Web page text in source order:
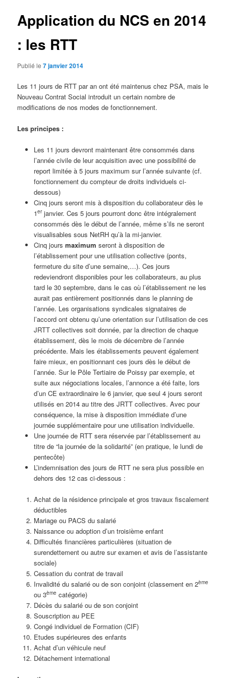
Application du NCS en 2014
: les RTT
Publié le7 janvier 2014
Les 11 jours de RTT par an ont été maintenus chez PSA, mais le
Nouveau Contrat Social introduit un certain nombre de
modifications de nos modes de fonctionnement.
Les principes :
Les 11 jours devront maintenant être consommés dans
l’année civile de leur acquisition avec une possibilité de
report limitée à 5 jours maximum sur l’année suivante (cf.
fonctionnement du compteur de droits individuels ci-
dessous)
Cinq jours seront mis à disposition du collaborateur dès le
1erjanvier. Ces 5 jours pourront donc être intégralement
consommés dès le début de l’année, même s’ils ne seront
visualisables sous NetRH qu’à la mi-janvier.
Cinq jours maximum seront à disposition de
l’établissement pour une utilisation collective (ponts,
fermeture du site d’une semaine,…). Ces jours
redeviendront disponibles pour les collaborateurs, au plus
tard le 30 septembre, dans le cas où l’établissement ne les
aurait pas entièrement positionnés dans le planning de
l’année. Les organisations syndicales signataires de
l’accord ont obtenu qu’une orientation sur l’utilisation de ces
JRTT collectives soit donnée, par la direction de chaque
établissement, dès le mois de décembre de l’année
précédente. Mais les établissements peuvent également
faire mieux, en positionnant ces jours dès le début de
l’année. Sur le Pôle Tertiaire de Poissy par exemple, et
suite aux négociations locales, l’annonce a été faite, lors
d’un CE extraordinaire le 6 janvier, que seul 4 jours seront
utilisés en 2014 au titre des JRTT collectives. Avec pour
conséquence, la mise à disposition immédiate d’une
journée supplémentaire pour une utilisation individuelle.
Une journée de RTT sera réservée par l’établissement au
titre de “la journée de la solidarité” (en pratique, le lundi de
pentecôte)
L’indemnisation des jours de RTT ne sera plus possible en
dehors des 12 cas ci-dessous :
Achat de la résidence principale et gros travaux fiscalement
déductibles
Mariage ou PACS du salarié
Naissance ou adoption d’un troisième enfant
Difficultés financières particulières (situation de
surendettement ou autre sur examen et avis de l’assistante
sociale)
Cessation du contrat de travail
Invalidité du salarié ou de son conjoint (classement en 2ème
ou 3ème catégorie)
Décès du salarié ou de son conjoint
Souscription au PEE
Congé individuel de Formation (CIF)
Etudes supérieures des enfants
Achat d’un véhicule neuf
Détachement international